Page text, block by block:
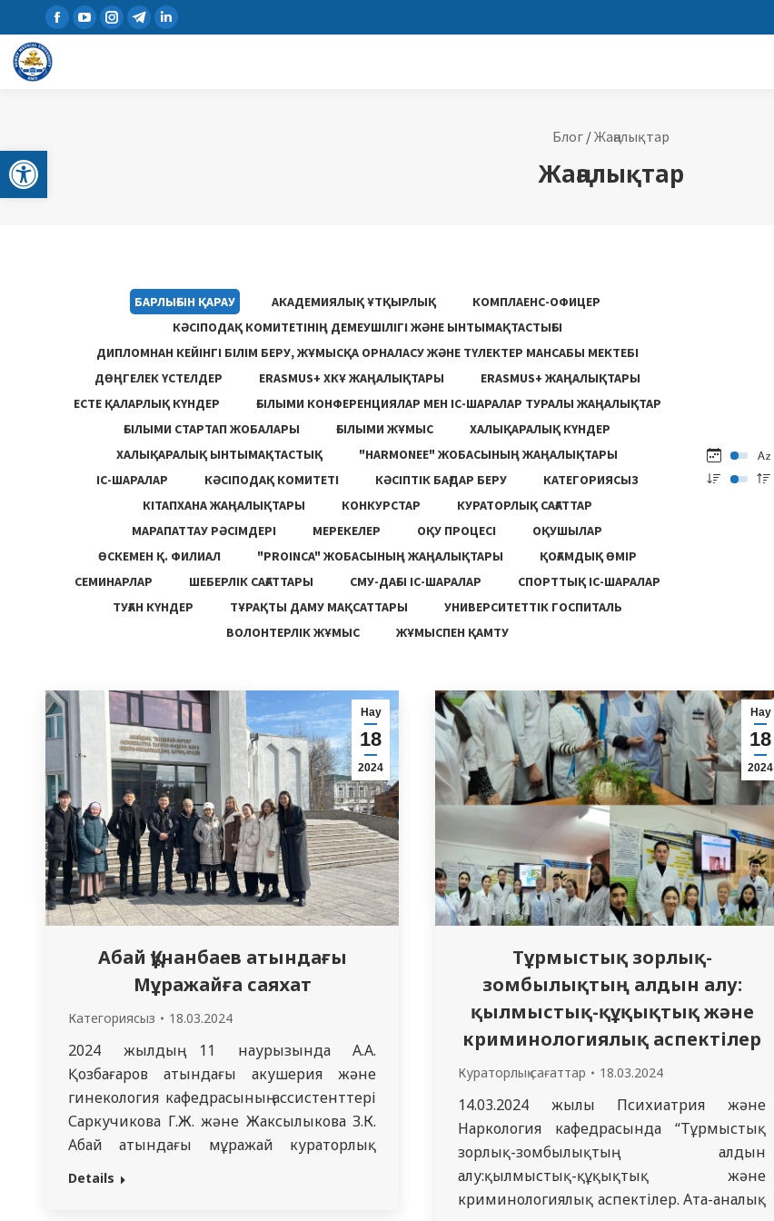
Open toolbar
Блог/Жаңалықтар
Жаңалықтар
БАРЛЫҒЫН ҚАРАУ АКАДЕМИЯЛЫҚ ҰТҚЫРЛЫҚ
КОМПЛАЕНС-ОФИЦЕР
КӘСІПОДАҚ КОМИТЕТІНІҢ ДЕМЕУШІЛІГІ ЖӘНЕ ЫНТЫМАҚТАСТЫҒЫ
ДИПЛОМНАН КЕЙІНГІ БІЛІМ БЕРУ, ЖҰМЫСҚА ОРНАЛАСУ ЖƏНЕ ТҮЛЕКТЕР МАНСАБЫ МЕКТЕБІ
ДӨҢГЕЛЕК ҮСТЕЛДЕР
ERASMUS+ ХКҰ ЖАҢАЛЫҚТАРЫ
ERASMUS+ ЖАҢАЛЫҚТАРЫ
ЕСТЕ ҚАЛАРЛЫҚ КҮНДЕР
ҒЫЛЫМИ КОНФЕРЕНЦИЯЛАР МЕН ІС-ШАРАЛАР ТУРАЛЫ ЖАҢАЛЫҚТАР
ҒЫЛЫМИ СТАРТАП ЖОБАЛАРЫ
ҒЫЛЫМИ ЖҰМЫС
ХАЛЫҚАРАЛЫҚ КҮНДЕР
ХАЛЫҚАРАЛЫҚ ЫНТЫМАҚТАСТЫҚ
"HARMONEE" ЖОБАСЫНЫҢ ЖАҢАЛЫҚТАРЫ
ІС-ШАРАЛАР
КӘСІПОДАҚ КОМИТЕТІ КӘСІПТІК БАҒДАР БЕРУ
КАТЕГОРИЯСЫЗ
КІТАПХАНА ЖАҢАЛЫҚТАРЫ
КОНКУРСТАР
КУРАТОРЛЫҚ САҒАТТАР
МАРАПАТТАУ РӘСІМДЕРІ
МЕРЕКЕЛЕР ОҚУ ПРОЦЕСІ
ОҚУШЫЛАР
ӨСКЕМЕН Қ. ФИЛИАЛ
"PROINCA" ЖОБАСЫНЫҢ ЖАҢАЛЫҚТАРЫ
ҚОҒАМДЫҚ ӨМІР
СЕМИНАРЛАР
ШЕБЕРЛІК САҒАТТАРЫ СМУ-ДАҒЫ ІС-ШАРАЛАР
СПОРТТЫҚ ІС-ШАРАЛАР
ТУҒАН КҮНДЕР
ТҰРАҚТЫ ДАМУ МАҚСАТТАРЫ
УНИВЕРСИТЕТТІК ГОСПИТАЛЬ
ВОЛОНТЕРЛІК ЖҰМЫС
ЖҰМЫСПЕН ҚАМТУ
Нау
18
2024
Абай Құнанбаев атындағы
Мұражайға саяхат
Категориясыз 18.03.2024
2024 жылдың 11 наурызында А.А.
Қозбағаров атындағы акушерия және
гинекология кафедрасының ассистенттері
Саркучикова Г.Ж. және Жаксылыкова З.К.
Абай атындағы мұражай кураторлық
топтармен бірлесіп барды. Шара
Details
Нау
18
2024
Тұрмыстық зорлық-
зомбылықтың алдын алу:
қылмыстық-құқықтық және
криминологиялық аспектілер
Кураторлық сағаттар 18.03.2024
14.03.2024 жылы Психиатрия және
Наркология кафедрасында “Тұрмыстық
зорлық-зомбылықтың алдын
алу:қылмыстық-құқықтық және
криминологиялық аспектілер. Ата-аналық